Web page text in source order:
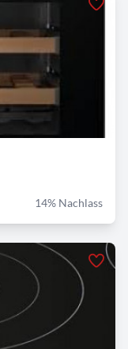
14% Nachlass